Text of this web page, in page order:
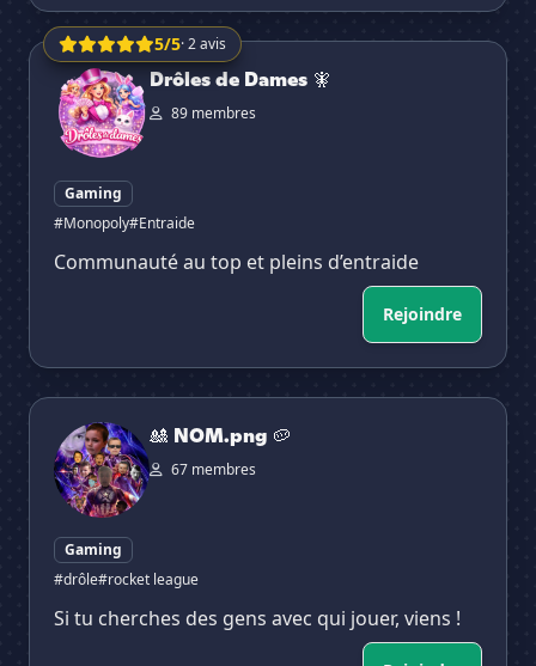
5/5· 2 avis
Drôles de Dames 🧚
Drôles de Dames 🧚
89 membres
Gaming
#Monopoly#Entraide
Communauté au top et pleins d’entraide
Rejoindre
🎎 NOM.png 🥔
🎎 NOM.png 🥔
67 membres
Gaming
#drôle#rocket league
Si tu cherches des gens avec qui jouer, viens !